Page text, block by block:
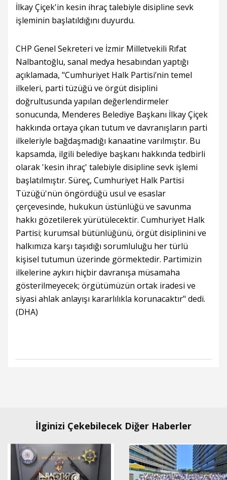
İlkay Çiçek'in kesin ihraç talebiyle disipline sevk
işleminin başlatıldığını duyurdu.
CHP Genel Sekreteri ve İzmir Milletvekili Rıfat
Nalbantoğlu, sanal medya hesabından yaptığı
açıklamada, "Cumhuriyet Halk Partisi’nin temel
ilkeleri, parti tüzüğü ve örgüt disiplini
doğrultusunda yapılan değerlendirmeler
sonucunda, Menderes Belediye Başkanı İlkay Çiçek
hakkında ortaya çıkan tutum ve davranışların parti
ilkeleriyle bağdaşmadığı kanaatine varılmıştır. Bu
kapsamda, ilgili belediye başkanı hakkında tedbirli
olarak 'kesin ihraç' talebiyle disipline sevk işlemi
başlatılmıştır. Süreç, Cumhuriyet Halk Partisi
Tüzüğü'nün öngördüğü usul ve esaslar
çerçevesinde, hukukun üstünlüğü ve savunma
hakkı gözetilerek yürütülecektir. Cumhuriyet Halk
Partisi; kurumsal bütünlüğünü, örgüt disiplinini ve
halkımıza karşı taşıdığı sorumluluğu her türlü
kişisel tutumun üzerinde görmektedir. Partimizin
ilkelerine aykırı hiçbir davranışa müsamaha
gösterilmeyecek; örgütümüzün ortak iradesi ve
siyasi ahlak anlayışı kararlılıkla korunacaktır" dedi.
(DHA)
İlginizi Çekebilecek Diğer Haberler